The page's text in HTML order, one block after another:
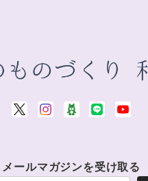
メールマガジンを受け取る